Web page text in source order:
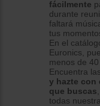
fácilmente
durante
faltará
tus
En el
Euronics,
menos de
Encuentra las
y hazte con
que buscas
todas